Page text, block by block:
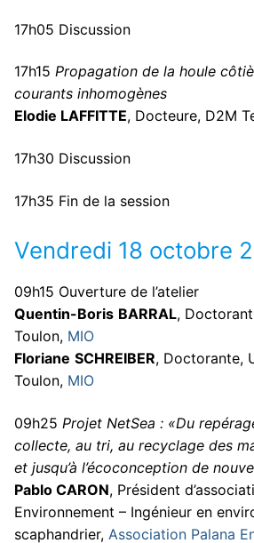
17h05 Discussion
17h15 Propagation de la houle
courants inhomogènes
Elodie LAFFITTE, Docteure, D2M
17h30 Discussion
17h35 Fin de la session
Vendredi 18 octobre
09h15 Ouverture de l’atelier
Quentin-Boris BARRAL,
Toulon, MIO
Floriane SCHREIBER, Doctorante,
Toulon, MIO
09h25 Projet NetSea : «Du
collecte, au tri, au recyclage des
et jusqu’à l’écoconception de
Pablo CARON, Président
Environnement – Ingénieur en
scaphandrier, Association Palana